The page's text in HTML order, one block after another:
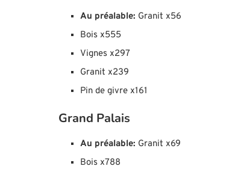
Au préalable: Granit x56
Bois x555
Vignes x297
Granit x239
Pin de givre x161
Grand Palais
Au préalable: Granit x69
Bois x788